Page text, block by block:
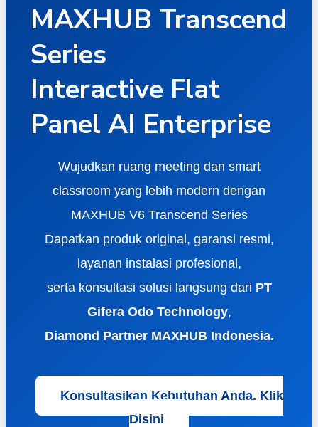
MAXHUB Transcend
Series
Interactive Flat
Panel AI Enterprise
Wujudkan ruang meeting dan smart
classroom yang lebih modern dengan
MAXHUB V6 Transcend Series
Dapatkan produk original, garansi resmi,
layanan instalasi profesional,
serta konsultasi solusi langsung dari PT
Gifera Odo Technology,
Diamond Partner MAXHUB Indonesia.
Konsultasikan Kebutuhan Anda. Klik
Disini